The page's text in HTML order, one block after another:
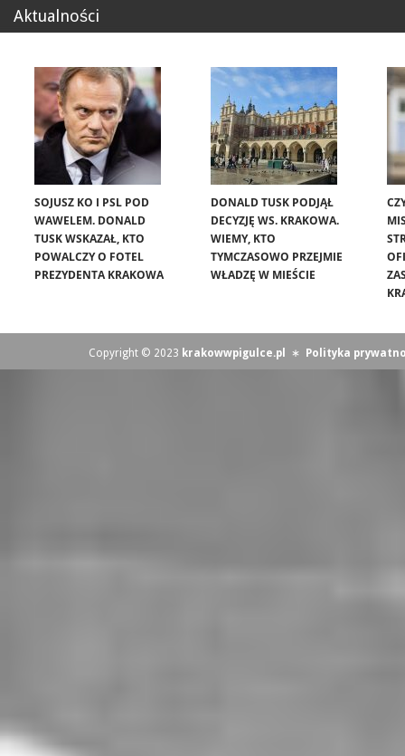
Aktualności
SOJUSZ KO I PSL POD
WAWELEM. DONALD
TUSK WSKAZAŁ, KTO
POWALCZY O FOTEL
PREZYDENTA KRAKOWA
DONALD TUSK PODJĄŁ
DECYZJĘ WS. KRAKOWA.
WIEMY, KTO
TYMCZASOWO PRZEJMIE
WŁADZĘ W MIEŚCIE
Copyright © 2023 krakowwpigulce.pl ∗ Polityka